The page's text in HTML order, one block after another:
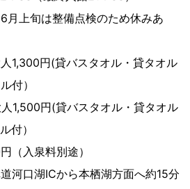
上旬は整備点検のため休みあ
円(貸バスタオル・貸タオル
付）
(貸バスタオル・貸タオル
付）
（入泉料別途）
河口湖ICから本栖湖方面へ約15分